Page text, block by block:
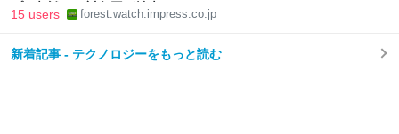
プに相談］の対象国が拡大
15 users forest.watch.impress.co.jp
新着記事 - テクノロジーをもっと読む